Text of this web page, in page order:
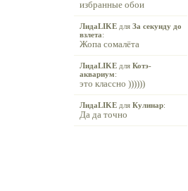
избранные обои
ЛидаLIKE для За секунду до
взлета:
Жопа сомалёта
ЛидаLIKE для Котэ-
аквариум:
это классно ))))))
ЛидаLIKE для Кулинар:
Да да точно